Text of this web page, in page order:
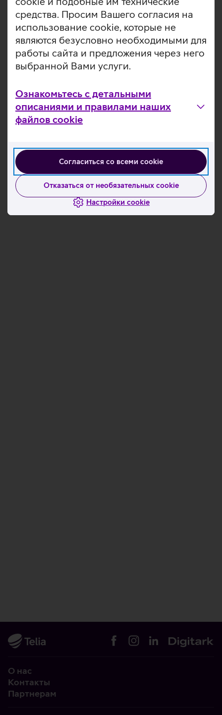
средства. Просим Вашего согласия на
использование cookie, которые не
являются безусловно необходимыми для
работы сайта и предложения через него
выбранной Вами услуги.
Ознакомьтесь с детальными
описаниями и правилами наших
файлов cookie
Согласиться со всеми cookie
Отказаться от необязательных cookie
Настройки cookie
победителя, где будет размещен уличный плакат с QR-
кодом для сканирования, который доставит к
победившей работе.
Ознакомьтесь с другими новостями
О нас
Контакты
Партнерам